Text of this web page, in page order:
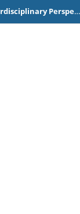
Mirrors & Mosaics: Intersectional & Interdisciplinary Perspectives